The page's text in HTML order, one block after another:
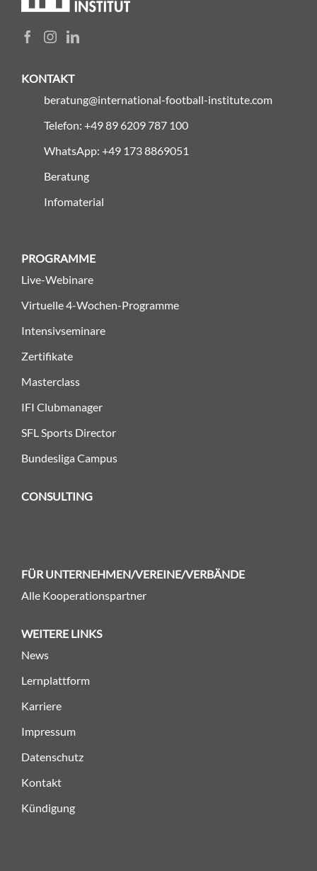
KONTAKT
beratung@international-football-institute.com
Telefon: +49 89 6209 787 100
WhatsApp: +49 173 8869051
Beratung
Infomaterial
PROGRAMME
Live-Webinare
Virtuelle 4-Wochen-Programme
Intensivseminare
Zertifikate
Masterclass
IFI Clubmanager
SFL Sports Director
Bundesliga Campus
CONSULTING
FÜR UNTERNEHMEN/VEREINE/VERBÄNDE
Alle Kooperationspartner
WEITERE LINKS
News
Lernplattform
Karriere
Impressum
Datenschutz
Kontakt
Kündigung